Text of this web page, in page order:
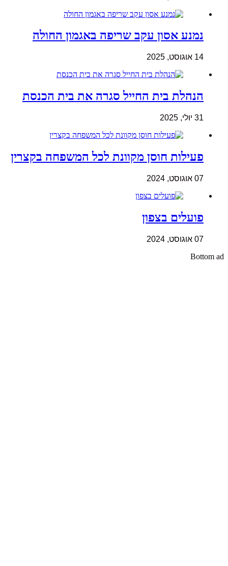
נמנע אסון עקב שריפה באגמון החולה
14 אוגוסט, 2025
הנהלת בית החייל סגרה את בית הכנסת
31 יולי, 2025
פעילות חוסן מקוונת לכל המשפחה בקצרין
07 אוגוסט, 2024
פועלים בצפון
07 אוגוסט, 2024
Bottom ad